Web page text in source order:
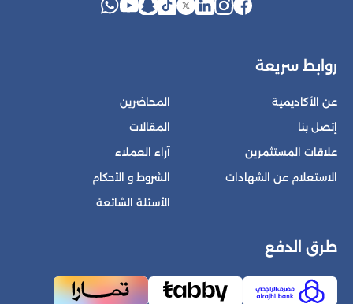
روابط سريعة
عن الأكاديمية
إتصل بنا
علاقات المستثمرين
الاستعلام عن الشهادات
المحاضرين
المقالات
آراء العملاء
الشروط و الأحكام
الأسئلة الشائعة
طرق الدفع